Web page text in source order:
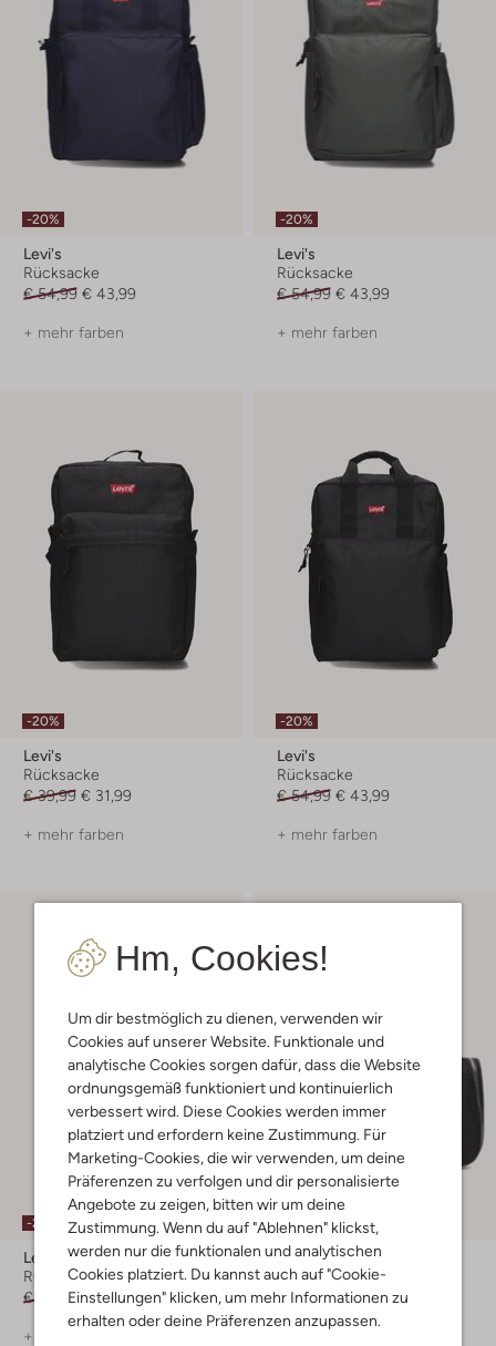
Hm, Cookies!
Um dir bestmöglich zu dienen, verwenden wir
Cookies auf unserer Website. Funktionale und
analytische Cookies sorgen dafür, dass die Website
ordnungsgemäß funktioniert und kontinuierlich
verbessert wird. Diese Cookies werden immer
platziert und erfordern keine Zustimmung. Für
Marketing-Cookies, die wir verwenden, um deine
Präferenzen zu verfolgen und dir personalisierte
Angebote zu zeigen, bitten wir um deine
Zustimmung. Wenn du auf "Ablehnen" klickst,
werden nur die funktionalen und analytischen
Cookies platziert. Du kannst auch auf "Cookie-
Einstellungen" klicken, um mehr Informationen zu
erhalten oder deine Präferenzen anzupassen.
-20%
Levi's
Rücksacke
€ 54,99 € 43,99
+ mehr farben
-20%
Levi's
Rücksacke
€ 54,99 € 43,99
+ mehr farben
-20%
Levi's
Rücksacke
€ 39,99 € 31,99
+ mehr farben
-20%
Levi's
Rücksacke
€ 54,99 € 43,99
+ mehr farben
-20%
Levi's
Rücksacke
€ 39,99 € 31,99
+ mehr farben
-20%
Boss
Kulturbeutel
€ 119,95 € 95,99